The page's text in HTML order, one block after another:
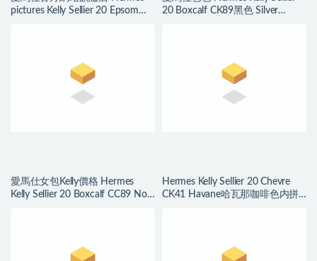
pictures Kelly Sellier 20 Epsom
20 Boxcalf CK89黑色 Silver
愛馬仕女包Kelly價格 Hermes
Kelly Sellier 20 Boxcalf CC89 Noir
Hermes Kelly Sellier 20 Chevre
CK41 Havane哈瓦那咖啡色内拼